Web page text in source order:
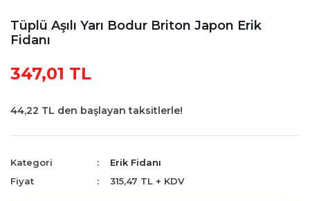
Tüplü Aşılı Yarı Bodur Briton Japon Erik
Fidanı
347,01 TL
44,22 TL den başlayan taksitlerle!
Kategori
Erik Fidanı
Fiyat
315,47 TL + KDV